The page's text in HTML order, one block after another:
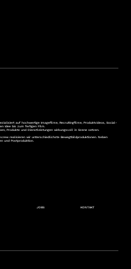
JOBS KONTAKT
auf hochwertige Imagefilme, Recruitingfilme, Produktvideos, Social-
Idee bis zum fertigen Film.
Produkte und Dienstleistungen wirkungsvoll in Szene setzen.
realisieren wir unterschiedlichste Bewegtbildproduktionen. Neben
und Postproduktion.